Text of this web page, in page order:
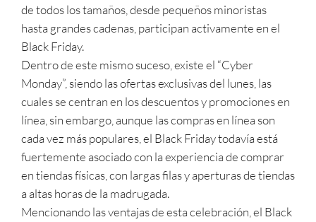
de todos los tamaños, desde pequeños minoristas
hasta grandes cadenas, participan activamente en el
Black Friday.
Dentro de este mismo suceso, existe el “Cyber
Monday”, siendo las ofertas exclusivas del lunes, las
cuales se centran en los descuentos y promociones en
línea, sin embargo, aunque las compras en línea son
cada vez más populares, el Black Friday todavía está
fuertemente asociado con la experiencia de comprar
en tiendas físicas, con largas filas y aperturas de tiendas
a altas horas de la madrugada.
Mencionando las ventajas de esta celebración, el Black